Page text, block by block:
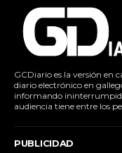
GCDiario es la versión en
diario electrónico en
informando
audiencia tiene entre los
PUBLICIDAD